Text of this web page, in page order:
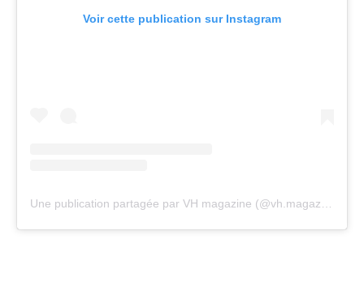
Voir cette publication sur Instagram
Une publication partagée par VH magazine (@vh.magazine)